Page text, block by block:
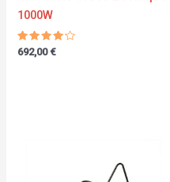
1000W
Note
4.00
692,00€